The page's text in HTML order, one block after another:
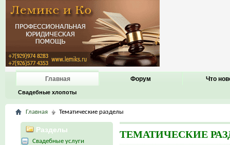
Главная
Свадебные хлопоты
Форум Что
Главная Тематические разделы
ТЕМАТИЧЕСКИЕ
Разделы
Свадебные услуги